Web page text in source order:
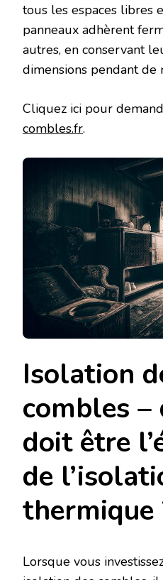
tous les espaces libres
panneaux adhèrent
autres, en conservant
dimensions pendant de
Cliquez ici pour
combles.fr.
Isolation
combles
doit être
de
thermique
Lorsque vous